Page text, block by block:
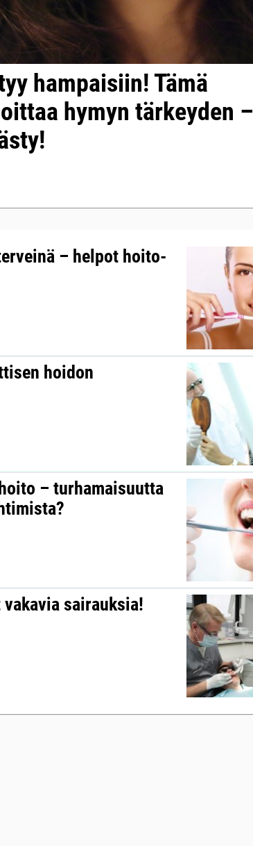
hampaisiin! Tämä
hymyn tärkeyden –
– helpot hoito-
hoidon
– turhamaisuutta
sairauksia!